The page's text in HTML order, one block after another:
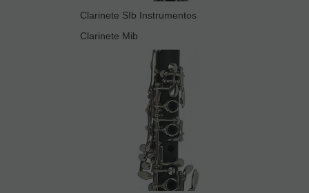
Clarinete SIb Instrumentos
Clarinete Mib